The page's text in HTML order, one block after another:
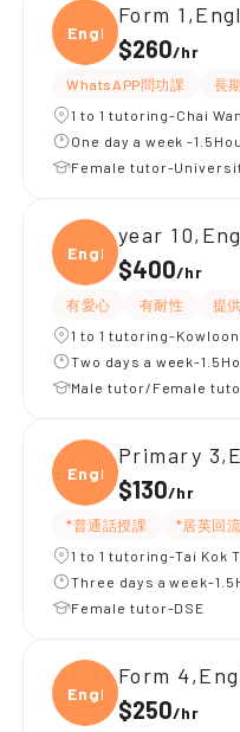
Engli
Form
$260/hr
WhatsAPP問功課 長
1 to 1 tutoring-Chai Wan
One day a week -
Female tutor-
Engli
year
$400/hr
有愛心 有耐性 提
1 to 1 tutoring-
Two days a week-
Male tutor/Female
Engli
Primary
$130/hr
*普通話授課 *居英回流
1 to 1 tutoring-Tai Kok
Three days a week-
Female tutor-DSE
Engli
Form
$250/hr